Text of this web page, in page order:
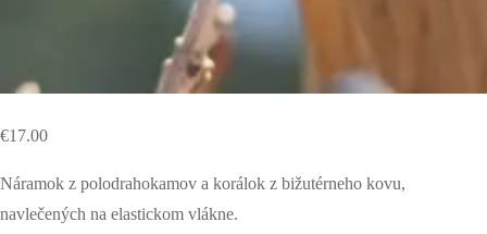
€17.00
Náramok z polodrahokamov a korálok z bižutérneho kovu,
navlečených na elastickom vlákne.